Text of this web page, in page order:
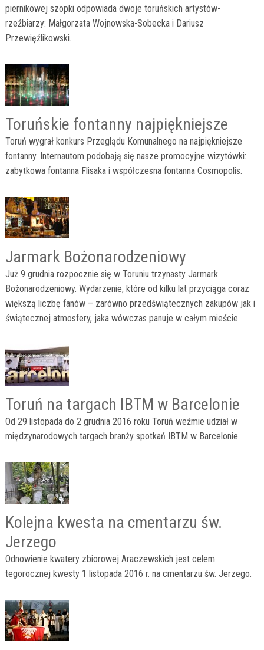
piernikowej szopki odpowiada dwoje toruńskich artystów-
rzeźbiarzy: Małgorzata Wojnowska-Sobecka i Dariusz
Przewięźlikowski.
Toruńskie fontanny najpiękniejsze
Toruń wygrał konkurs Przeglądu Komunalnego na najpiękniejsze
fontanny. Internautom podobają się nasze promocyjne wizytówki:
zabytkowa fontanna Flisaka i współczesna fontanna Cosmopolis.
Jarmark Bożonarodzeniowy
Już 9 grudnia rozpocznie się w Toruniu trzynasty Jarmark
Bożonarodzeniowy. Wydarzenie, które od kilku lat przyciąga coraz
większą liczbę fanów – zarówno przedświątecznych zakupów jak i
świątecznej atmosfery, jaka wówczas panuje w całym mieście.
Toruń na targach IBTM w Barcelonie
Od 29 listopada do 2 grudnia 2016 roku Toruń weźmie udział w
międzynarodowych targach branży spotkań IBTM w Barcelonie.
Kolejna kwesta na cmentarzu św.
Jerzego
Odnowienie kwatery zbiorowej Araczewskich jest celem
tegorocznej kwesty 1 listopada 2016 r. na cmentarzu św. Jerzego.